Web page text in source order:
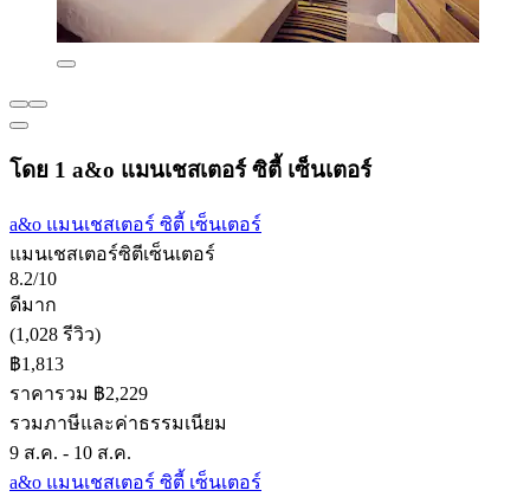
โดย 1 a&o แมนเชสเตอร์ ซิตี้ เซ็นเตอร์
a&o แมนเชสเตอร์ ซิตี้ เซ็นเตอร์
แมนเชสเตอร์ซิตีเซ็นเตอร์
8.2/10
ดีมาก
(1,028 รีวิว)
฿1,813
ราคารวม ฿2,229
รวมภาษีและค่าธรรมเนียม
9 ส.ค. - 10 ส.ค.
a&o แมนเชสเตอร์ ซิตี้ เซ็นเตอร์